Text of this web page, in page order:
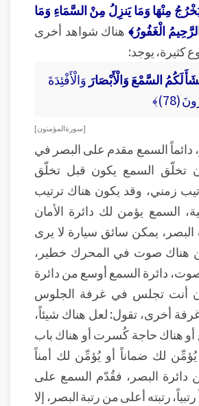
مِنْهَا وَمَا يَنزِلُ مِنْ السَّمَاءِ وَمَا
الْغَفُورُ﴾ هناك شواهد أخرى
كثيرة، يوجد:
لَكُمُ السَّمْعَ وَالْأَبْصَارَ وَالْأَفْئِدَةَ
(78)﴾
[ سورة المؤمنون ]
دائماً السمع مقدم على البصر في
تخلّق السمع يكون قبل تخلّق
زمني، وقد يكون هناك ترتيب
السمع يؤمن لك دائرة الأمان
يمكن سائق سيارة لا يرى
هناك صوت في المحرك خطير،
دائرة السمع أوسع من دائرة
أنت تجلس في غرفة الجلوس
أخرى، تقول: لعل هناك شيئاً،
هناك حاجة كُسرت أو هناك باب
يُؤمِّن لك ضماناً أو يُؤمِّن لك أمناً
دائرة البصر، فقُدّم السمع على
رتبته أعلى من رتبة البصر، إلا